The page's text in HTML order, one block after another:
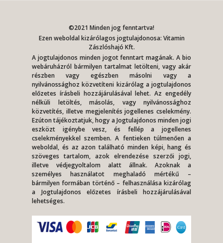
©2021 Minden jog fenntartva!
Ezen weboldal kizárólagos jogtulajdonosa: Vitamin
Zászlóshajó Kft.
A jogtulajdonos minden jogot fenntart magának. A bio
webáruházról bármilyen tartalmat letölteni, vagy akár
részben vagy egészben másolni vagy a
nyilvánossághoz közvetíteni kizárólag a jogtulajdonos
előzetes írásbeli hozzájárulásával lehet. Az engedély
nélküli letöltés, másolás, vagy nyilvánossághoz
közvetítés, illetve megjelenítés jogellenes cselekmény.
Ezúton tájékoztatjuk, hogy a Jogtulajdonos minden jogi
eszközt igénybe vesz, és fellép a jogellenes
cselekményekkel szemben. A fentieken túlmenően a
weboldal, és az azon található minden képi, hang és
szöveges tartalom, azok elrendezése szerzői jogi,
illetve védjegyoltalom alatt állnak. Azoknak a
személyes használatot meghaladó mértékű –
bármilyen formában történő – felhasználása kizárólag
a Jogtulajdonos előzetes írásbeli hozzájárulásával
lehetséges.